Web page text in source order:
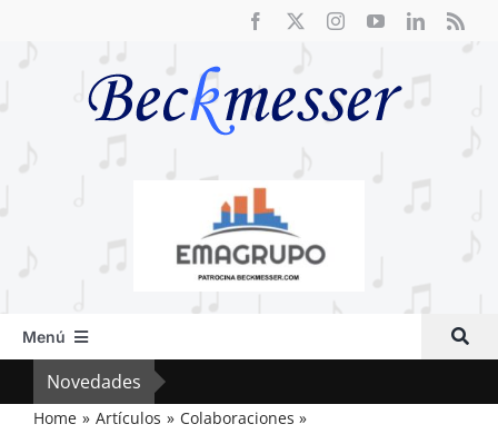
Menú
Inicio
Actual
Novedades
Home Artículos
Colaboraciones